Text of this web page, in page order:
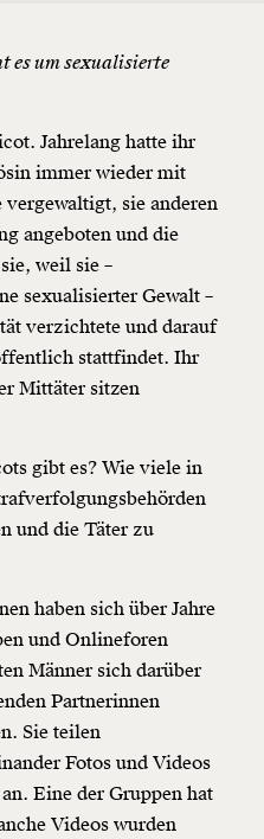
es um sexualisierte
Jahrelang hatte ihr
immer wieder mit
sie anderen
angeboten und die
weil sie –
sexualisierter Gewalt –
verzichtete und darauf
stattfindet. Ihr
Mittäter sitzen
gibt es? Wie viele in
und die Täter zu
haben sich über Jahre
und Onlineforen
Männer sich darüber
Partnerinnen
Sie teilen
Fotos und Videos
Eine der Gruppen hat
Videos wurden